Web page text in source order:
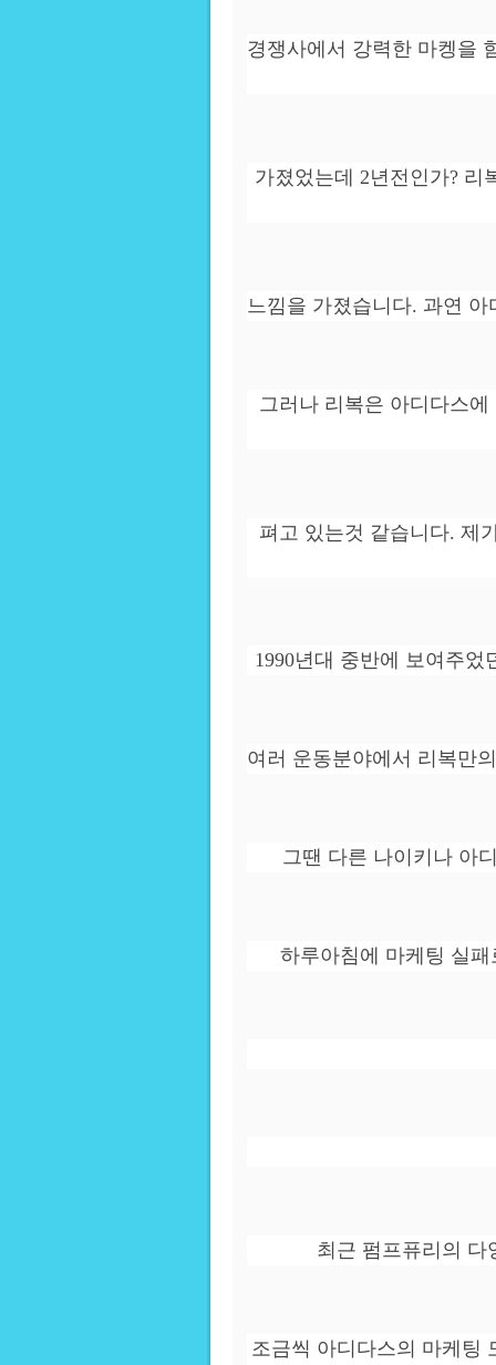
경쟁사에서 강력한 마켕을
가졌었는데 2년전인가? 리
느낌을 가졌습니다. 과연
그러나 리복은 아디다스
펴고 있는것 같습니다. 제
1990년대 중반에 보여주
여러 운동분야에서 리복만
그땐 다른 나이키나 아
하루아침에 마케팅 실
최근 펌프퓨리의 다
조금씩 아디다스의 마케팅